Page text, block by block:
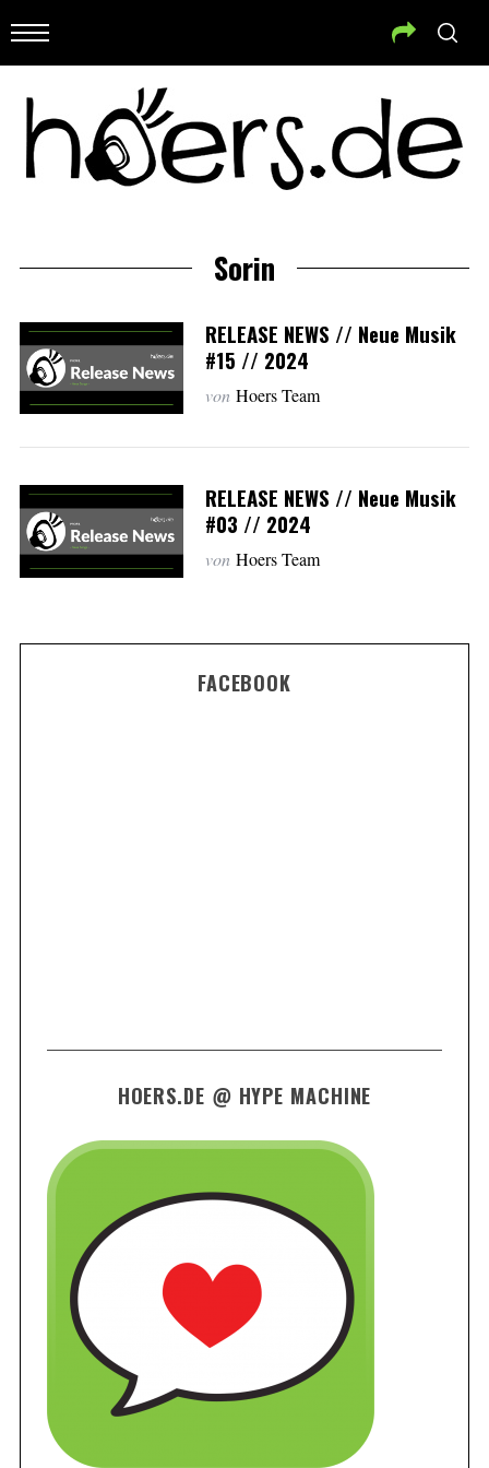
Sorin
RELEASE NEWS // Neue Musik
#15 // 2024
von Hoers Team
RELEASE NEWS // Neue Musik
#03 // 2024
von Hoers Team
FACEBOOK
HOERS.DE @ HYPE MACHINE